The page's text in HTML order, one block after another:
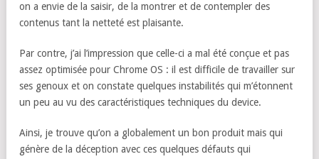
on a envie de la saisir, de la montrer et de contempler des
contenus tant la netteté est plaisante.
Par contre, j’ai l’impression que celle-ci a mal été conçue et pas
assez optimisée pour Chrome OS : il est difficile de travailler sur
ses genoux et on constate quelques instabilités qui m’étonnent
un peu au vu des caractéristiques techniques du device.
Ainsi, je trouve qu’on a globalement un bon produit mais qui
génère de la déception avec ces quelques défauts qui